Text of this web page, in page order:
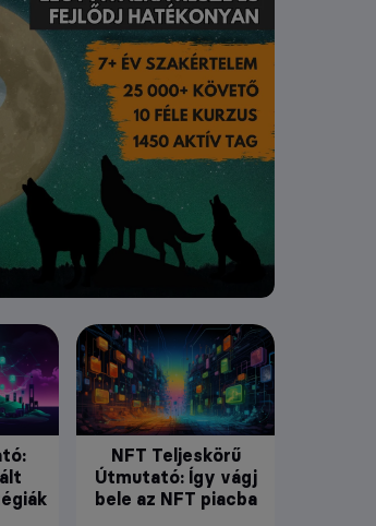
NFT Teljeskörű
Útmutató: Így vágj
bele az NFT piacba